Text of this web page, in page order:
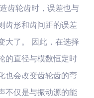
齿轮齿时，误差也与
齿形和齿间距的误差
大了。 因此，在选择
的直径与模数恒定时
也会改变齿轮齿的弯
不仅是与振动源的能